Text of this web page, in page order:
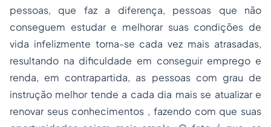
pessoas, que faz a diferença, pessoas que não
conseguem estudar e melhorar suas condições de
vida infelizmente torna-se cada vez mais atrasadas,
resultando na dificuldade em conseguir emprego e
renda, em contrapartida, as pessoas com grau de
instrução melhor tende a cada dia mais se atualizar e
renovar seus conhecimentos , fazendo com que suas